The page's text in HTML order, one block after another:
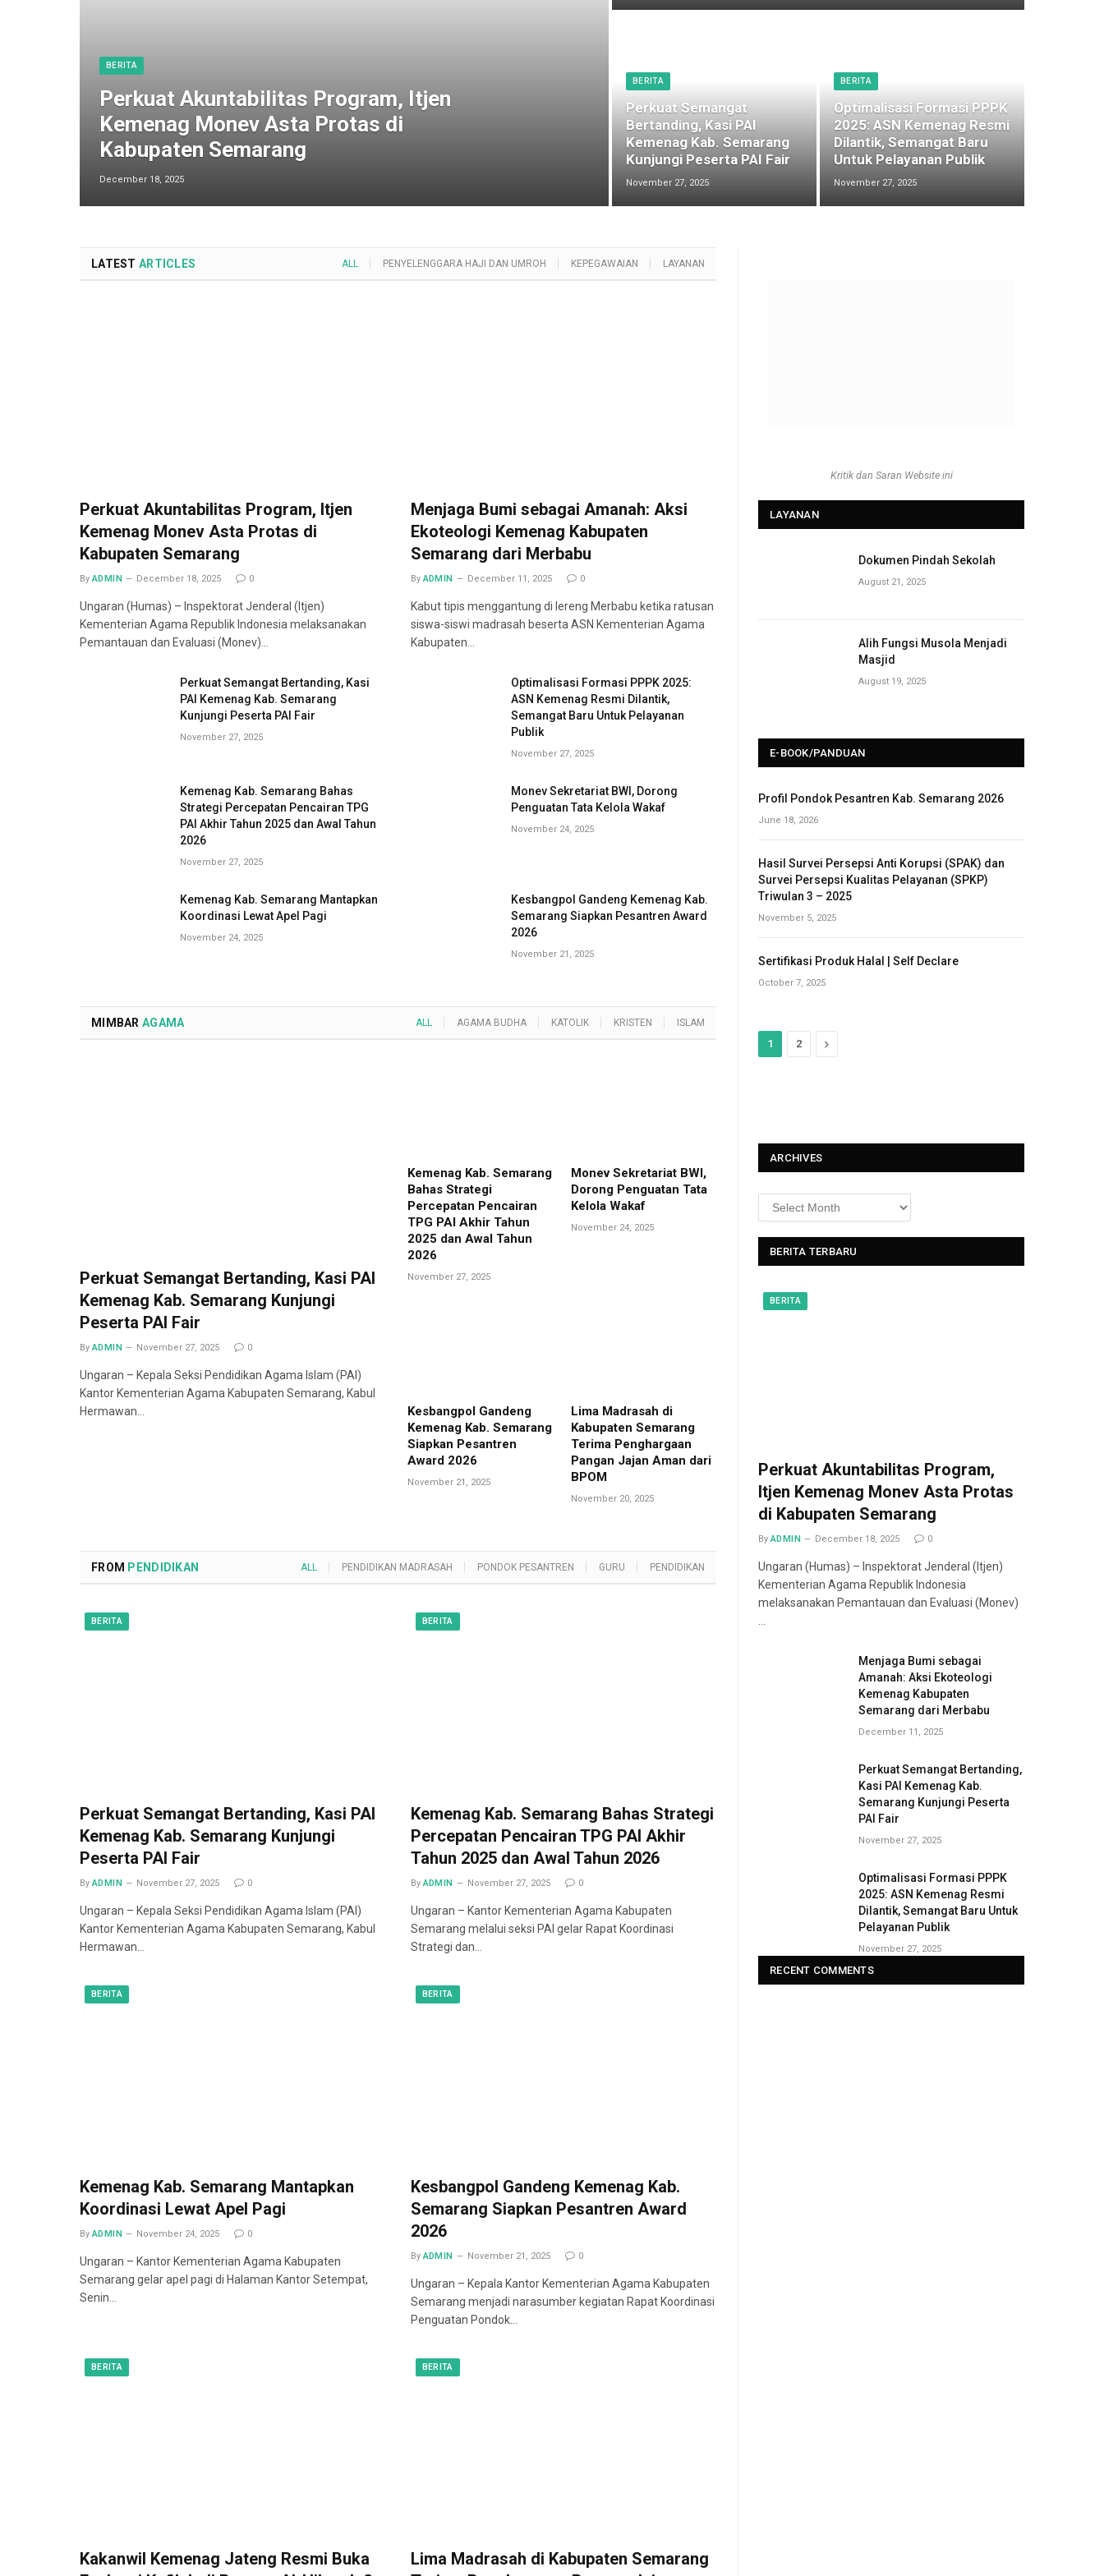
BERITA
Perkuat Akuntabilitas Program, Itjen
Kemenag Monev Asta Protas di
Kabupaten Semarang
December 18, 2025
BERITA
Perkuat Semangat
Bertanding, Kasi PAI
Kemenag Kab. Semarang
Kunjungi Peserta PAI Fair
November 27, 2025
BERITA
Optimalisasi Formasi PPPK
2025: ASN Kemenag Resmi
Dilantik, Semangat Baru
Untuk Pelayanan Publik
November 27, 2025
LATEST ARTICLES ALL PENYELENGGARA HAJI DAN UMROH KEPEGAWAIAN LAYANAN
Perkuat Akuntabilitas Program, Itjen
Kemenag Monev Asta Protas di
Kabupaten Semarang
By ADMIN December 18, 2025 0
Ungaran (Humas) – Inspektorat Jenderal (Itjen)
Kementerian Agama Republik Indonesia melaksanakan
Pemantauan dan Evaluasi (Monev)…
Menjaga Bumi sebagai Amanah: Aksi
Ekoteologi Kemenag Kabupaten
Semarang dari Merbabu
By ADMIN December 11, 2025 0
Kabut tipis menggantung di lereng Merbabu ketika ratusan
siswa-siswi madrasah beserta ASN Kementerian Agama
Kabupaten…
Perkuat Semangat Bertanding, Kasi
PAI Kemenag Kab. Semarang
Kunjungi Peserta PAI Fair
November 27, 2025
Optimalisasi Formasi PPPK 2025:
ASN Kemenag Resmi Dilantik,
Semangat Baru Untuk Pelayanan
Publik
November 27, 2025
Kemenag Kab. Semarang Bahas
Strategi Percepatan Pencairan TPG
PAI Akhir Tahun 2025 dan Awal Tahun
2026
November 27, 2025
Monev Sekretariat BWI, Dorong
Penguatan Tata Kelola Wakaf
November 24, 2025
Kemenag Kab. Semarang Mantapkan
Koordinasi Lewat Apel Pagi
November 24, 2025
Kesbangpol Gandeng Kemenag Kab.
Semarang Siapkan Pesantren Award
2026
November 21, 2025
MIMBAR AGAMA ALL AGAMA BUDHA KATOLIK KRISTEN ISLAM
Perkuat Semangat Bertanding, Kasi PAI
Kemenag Kab. Semarang Kunjungi
Peserta PAI Fair
By ADMIN November 27, 2025 0
Ungaran – Kepala Seksi Pendidikan Agama Islam (PAI)
Kantor Kementerian Agama Kabupaten Semarang, Kabul
Hermawan…
Kemenag Kab. Semarang
Bahas Strategi
Percepatan Pencairan
TPG PAI Akhir Tahun
2025 dan Awal Tahun
2026
November 27, 2025
Monev Sekretariat BWI,
Dorong Penguatan Tata
Kelola Wakaf
November 24, 2025
Kesbangpol Gandeng
Kemenag Kab. Semarang
Siapkan Pesantren
Award 2026
November 21, 2025
Lima Madrasah di
Kabupaten Semarang
Terima Penghargaan
Pangan Jajan Aman dari
BPOM
November 20, 2025
FROM PENDIDIKAN ALL PENDIDIKAN MADRASAH PONDOK PESANTREN GURU PENDIDIKAN
BERITA
Perkuat Semangat Bertanding, Kasi PAI
Kemenag Kab. Semarang Kunjungi
Peserta PAI Fair
By ADMIN November 27, 2025 0
Ungaran – Kepala Seksi Pendidikan Agama Islam (PAI)
Kantor Kementerian Agama Kabupaten Semarang, Kabul
Hermawan…
BERITA
Kemenag Kab. Semarang Bahas Strategi
Percepatan Pencairan TPG PAI Akhir
Tahun 2025 dan Awal Tahun 2026
By ADMIN November 27, 2025 0
Ungaran – Kantor Kementerian Agama Kabupaten
Semarang melalui seksi PAI gelar Rapat Koordinasi
Strategi dan…
BERITA
Kemenag Kab. Semarang Mantapkan
Koordinasi Lewat Apel Pagi
By ADMIN November 24, 2025 0
Ungaran – Kantor Kementerian Agama Kabupaten
Semarang gelar apel pagi di Halaman Kantor Setempat,
Senin…
BERITA
Kesbangpol Gandeng Kemenag Kab.
Semarang Siapkan Pesantren Award
2026
By ADMIN November 21, 2025 0
Ungaran – Kepala Kantor Kementerian Agama Kabupaten
Semarang menjadi narasumber kegiatan Rapat Koordinasi
Penguatan Pondok…
BERITA
Kakanwil Kemenag Jateng Resmi Buka
BERITA
Lima Madrasah di Kabupaten Semarang
Kritik dan Saran Website ini
LAYANAN
Dokumen Pindah Sekolah
August 21, 2025
Alih Fungsi Musola Menjadi
Masjid
August 19, 2025
E-BOOK/PANDUAN
Profil Pondok Pesantren Kab. Semarang 2026
June 18, 2026
Hasil Survei Persepsi Anti Korupsi (SPAK) dan
Survei Persepsi Kualitas Pelayanan (SPKP)
Triwulan 3 – 2025
November 5, 2025
Sertifikasi Produk Halal | Self Declare
October 7, 2025
1 2
N
ARCHIVES
BERITA TERBARU
BERITA
Perkuat Akuntabilitas Program,
Itjen Kemenag Monev Asta Protas
di Kabupaten Semarang
By ADMIN December 18, 2025 0
Ungaran (Humas) – Inspektorat Jenderal (Itjen)
Kementerian Agama Republik Indonesia
melaksanakan Pemantauan dan Evaluasi (Monev)
…
Menjaga Bumi sebagai
Amanah: Aksi Ekoteologi
Kemenag Kabupaten
Semarang dari Merbabu
December 11, 2025
Perkuat Semangat Bertanding,
Kasi PAI Kemenag Kab.
Semarang Kunjungi Peserta
PAI Fair
November 27, 2025
Optimalisasi Formasi PPPK
2025: ASN Kemenag Resmi
Dilantik, Semangat Baru Untuk
Pelayanan Publik
November 27, 2025
RECENT COMMENTS